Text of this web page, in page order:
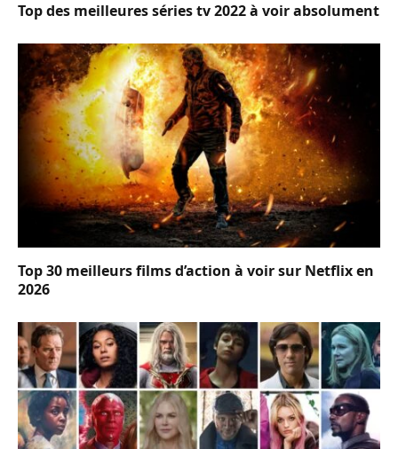
Top des meilleures séries tv 2022 à voir absolument
Top 30 meilleurs films d’action à voir sur Netflix en
2026